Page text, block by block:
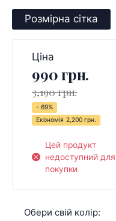
Розмірна сітка
Ціна
990 грн.
3,190 грн.
- 69%
Економія 2,200 грн.
Цей продукт
недоступний для
покупки
Обери свій колір: